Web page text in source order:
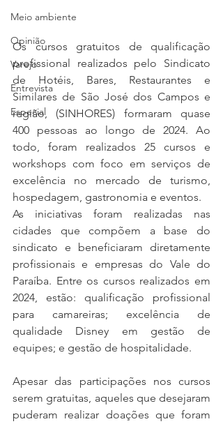
Meio ambiente
Opinião
Varejo
Entrevista
Especial
Os cursos gratuitos de qualificação
profissional realizados pelo Sindicato
de Hotéis, Bares, Restaurantes e
Similares de São José dos Campos e
região, (SINHORES) formaram quase
400 pessoas ao longo de 2024. Ao
todo, foram realizados 25 cursos e
workshops com foco em serviços de
excelência no mercado de turismo,
hospedagem, gastronomia e eventos.
As iniciativas foram realizadas nas
cidades que compõem a base do
sindicato e beneficiaram diretamente
profissionais e empresas do Vale do
Paraíba. Entre os cursos realizados em
2024, estão: qualificação profissional
para camareiras; excelência de
qualidade Disney em gestão de
equipes; e gestão de hospitalidade.
Apesar das participações nos cursos
serem gratuitas, aqueles que desejaram
puderam realizar doações que foram